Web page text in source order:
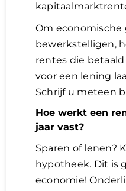
Om economische
bewerkstelligen,
rentes die
voor een lening
Schrijf u meteen
Hoe werkt een
jaar vast?
Sparen of lenen?
hypotheek. Dit is
economie!